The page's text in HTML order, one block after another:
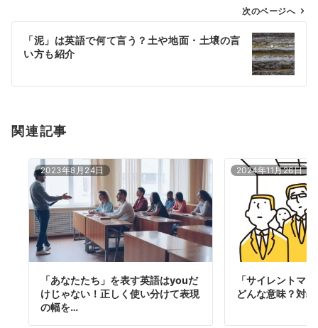
ン
次のページへ
「泥」は英語で何て言う？土や地面・土壌の言
い方も紹介
関連記事
2023年8月24日
「あなたたち」を表す英語はyouだ
けじゃない！正しく使い分けて表現
の幅を…
2024年11月26日
「サイレントマ
どんな意味？対